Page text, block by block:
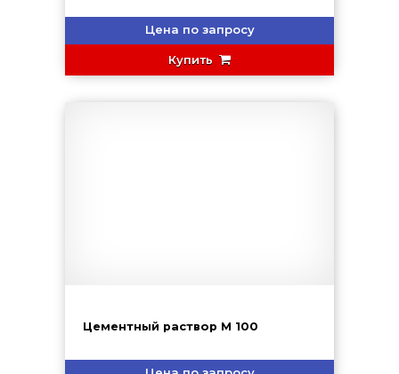
Цена по запросу
Купить
Цементный раствор М 100